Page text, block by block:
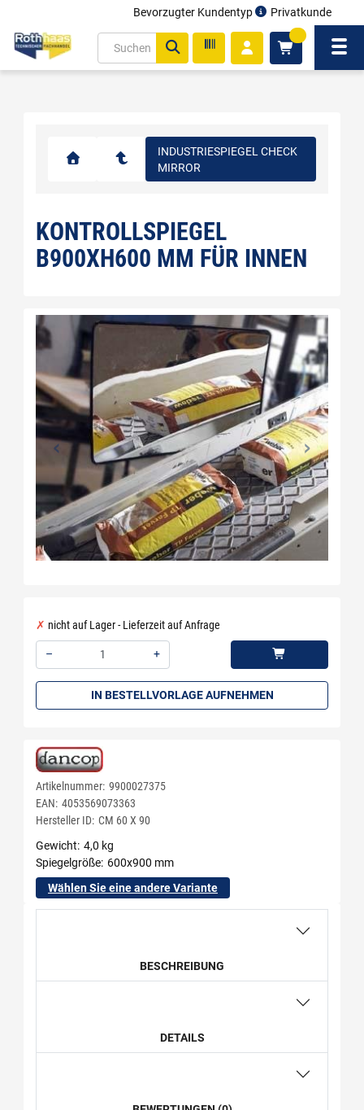
Bevorzugter Kundentyp Privatkunde
INDUSTRIESPIEGEL CHECK
MIRROR
KONTROLLSPIEGEL
B900XH600 MM FÜR INNEN
nicht auf Lager - Lieferzeit auf Anfrage
–
+
IN BESTELLVORLAGE AUFNEHMEN
Artikelnummer: 9900027375
EAN: 4053569073363
Hersteller ID: CM 60 X 90
Gewicht 4,0 kg
Spiegelgröße 600x900 mm
Wählen Sie eine andere Variante
BESCHREIBUNG
DETAILS